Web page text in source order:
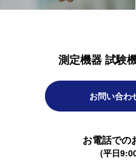
測定機器 試験
お問い合わ
お電話での
(平日